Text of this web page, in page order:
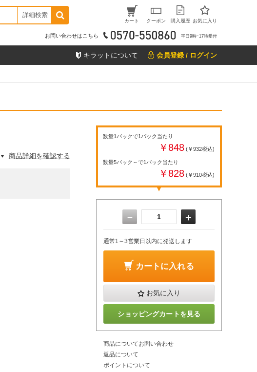
詳細検索
カート クーポン 購入履歴 お気に入り
お問い合わせはこちら 平日9時ｰ17時受付
キラットについて 会員登録 / ログイン
商品詳細を確認する
数量1パックで1パック当たり
￥848 (￥932税込)
数量5パック～で1パック当たり
￥828 (￥910税込)
－ ＋
通常1～3営業日以内に発送します
カートに入れる
お気に入り
ショッピングカートを見る
商品についてお問い合わせ
返品について
ポイントについて